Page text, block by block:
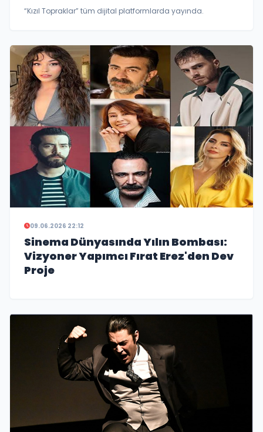
“Kızıl Topraklar” tüm dijital platformlarda yayında.
09.06.2026 22:12
Sinema Dünyasında Yılın Bombası:
Vizyoner Yapımcı Fırat Erez'den Dev
Proje